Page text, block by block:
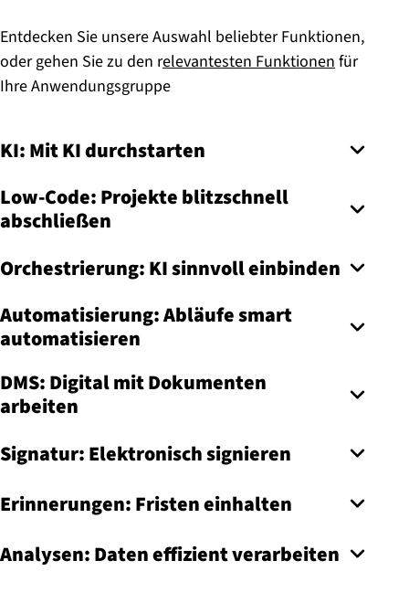
Entdecken Sie unsere Auswahl beliebter Funktionen,
oder gehen Sie zu den relevantesten Funktionenfür
Ihre Anwendungsgruppe
KI: Mit KI durchstarten
Low-Code: Projekte blitzschnell
abschließen
Orchestrierung: KI sinnvoll einbinden
Automatisierung: Abläufe smart
automatisieren
DMS: Digital mit Dokumenten
arbeiten
Signatur: Elektronisch signieren
Erinnerungen: Fristen einhalten
Analysen: Daten effizient verarbeiten